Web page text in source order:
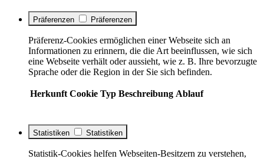
Präferenzen Präferenzen
Präferenz-Cookies ermöglichen einer Webseite sich an
Informationen zu erinnern, die die Art beeinflussen, wie sich
eine Webseite verhält oder aussieht, wie z. B. Ihre bevorzugte
Sprache oder die Region in der Sie sich befinden.
Herkunft Cookie Typ Beschreibung Ablauf
Statistiken Statistiken
Statistik-Cookies helfen Webseiten-Besitzern zu verstehen,